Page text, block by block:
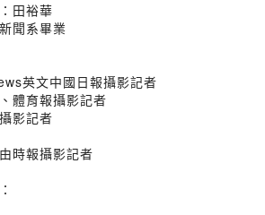
田裕華
聞系畢業
英文中國日報攝影記者
體育報攝影記者
影記者
時報攝影記者